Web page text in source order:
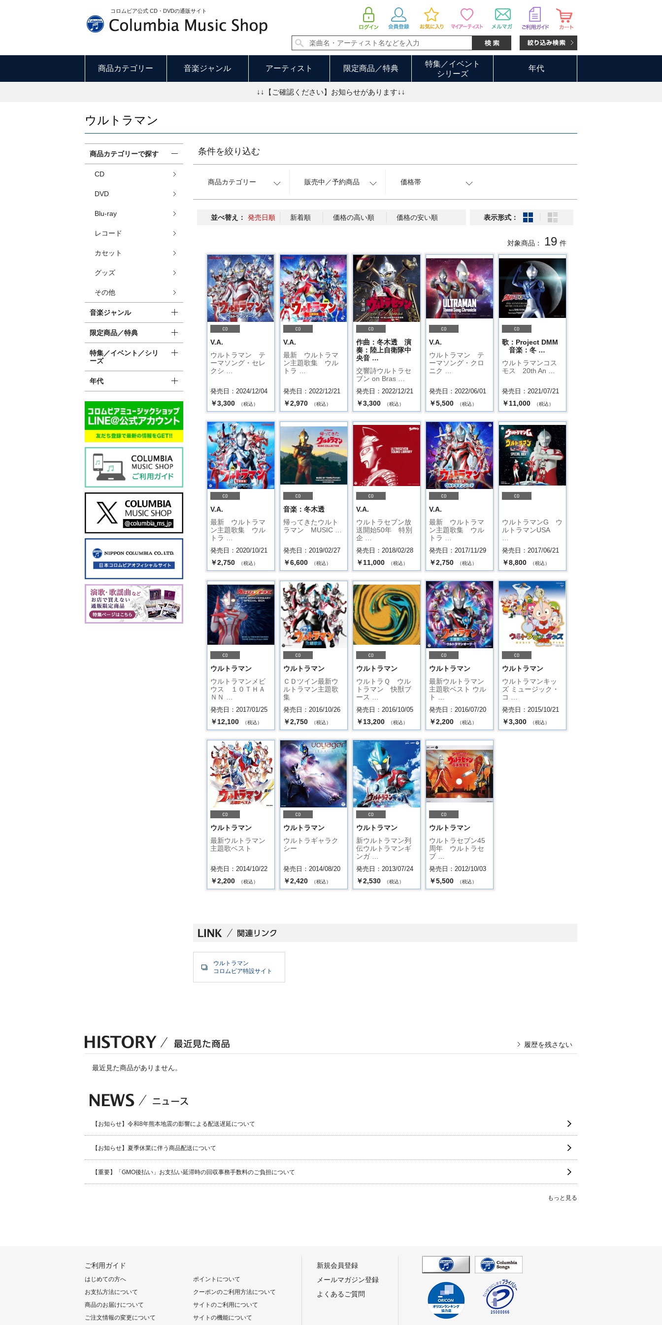
コロムビア公式 CD・DVDの通販サイト
商品カテゴリー 音楽ジャンル アーティスト 限定商品／特典
特集／イベント
シリーズ
年代
↓↓【ご確認ください】お知らせがあります↓↓
ウルトラマン
条件を絞り込む
商品カテゴリー 販売中／予約商品 価格帯
並べ替え： 発売日順 新着順 価格の高い順 価格の安い順 表示形式：
対象商品： 19 件
V.A.
ウルトラマン テ
ーマソング・セレ
クシ …
発売日：2024/12/04
￥3,300 （税込）
V.A.
最新 ウルトラマ
ン主題歌集 ウル
トラ …
発売日：2022/12/21
￥2,970 （税込）
作曲：冬木透 演
奏：陸上自衛隊中
央音 …
交響詩ウルトラセ
ブン on Bras …
発売日：2022/12/21
￥3,300 （税込）
V.A.
ウルトラマン テ
ーマソング・クロ
ニク …
発売日：2022/06/01
￥5,500 （税込）
歌：Project DMM
音楽：冬 …
ウルトラマンコス
モス 20th An …
発売日：2021/07/21
￥11,000 （税込）
V.A.
最新 ウルトラマ
ン主題歌集 ウル
トラ …
発売日：2020/10/21
￥2,750 （税込）
音楽：冬木透
帰ってきたウルト
ラマン MUSIC …
発売日：2019/02/27
￥6,600 （税込）
V.A.
ウルトラセブン放
送開始50年 特別
企 …
発売日：2018/02/28
￥11,000 （税込）
V.A.
最新 ウルトラマ
ン主題歌集 ウル
トラ …
発売日：2017/11/29
￥2,750 （税込）
ウルトラマンG ウ
ルトラマンUSA
発売日：2017/06/21
￥8,800 （税込）
ウルトラマン
ウルトラマンメビ
ウス １０ＴＨＡ
ＮＮ …
発売日：2017/01/25
￥12,100 （税込）
ウルトラマン
ＣＤツイン最新ウ
ルトラマン主題歌
集
発売日：2016/10/26
￥2,750 （税込）
ウルトラマン
ウルトラＱ ウル
トラマン 快獣ブ
ース …
発売日：2016/10/05
￥13,200 （税込）
ウルトラマン
最新ウルトラマン
主題歌ベスト ウル
ト …
発売日：2016/07/20
￥2,200 （税込）
ウルトラマン
ウルトラマンキッ
ズ ミュージック・
コ …
発売日：2015/10/21
￥3,300 （税込）
ウルトラマン
最新ウルトラマン
主題歌ベスト
発売日：2014/10/22
￥2,200 （税込）
ウルトラマン
ウルトラギャラク
シー
発売日：2014/08/20
￥2,420 （税込）
ウルトラマン
新ウルトラマン列
伝ウルトラマンギ
ンガ …
発売日：2013/07/24
￥2,530 （税込）
ウルトラマン
ウルトラセブン45
周年 ウルトラセ
ブ …
発売日：2012/10/03
￥5,500 （税込）
ウルトラマン
コロムビア特設サイト
商品カテゴリーで探す
CD
DVD
Blu-ray
レコード
カセット
グッズ
その他
音楽ジャンル
限定商品／特典
特集／イベント／シリ
ーズ
年代
最近見た商品がありません。
履歴を残さない
【お知らせ】令和8年熊本地震の影響による配送遅延について
【お知らせ】夏季休業に伴う商品配送について
【重要】「GMO後払い」お支払い延滞時の回収事務手数料のご負担について
もっと見る
ご利用ガイド
はじめての方へ
お支払方法について
商品のお届けについて
ご注文情報の変更について
ポイントについて
クーポンのご利用方法について
サイトのご利用について
サイトの機能について
新規会員登録
メールマガジン登録
よくあるご質問